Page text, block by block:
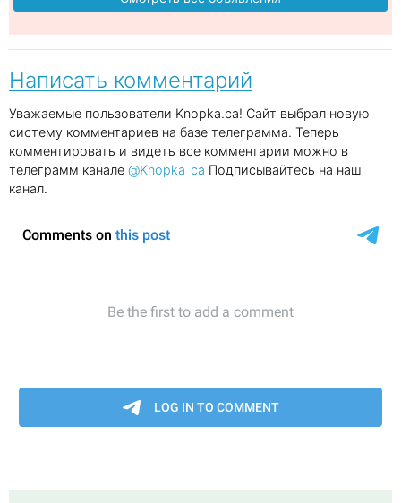
Написать комментарий
Уважаемые пользователи Knopka.ca! Сайт выбрал новую
систему комментариев на базе телеграмма. Теперь
комментировать и видеть все комментарии можно в
телеграмм канале @Knopka_ca Подписывайтесь на наш
канал.